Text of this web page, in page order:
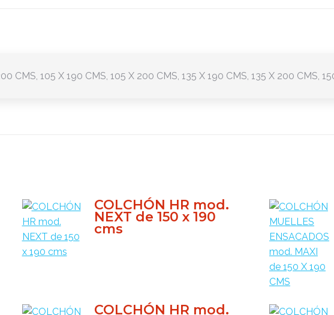
CMS, 105 X 190 CMS, 105 X 200 CMS, 135 X 190 CMS, 135 X 200 CMS,
COLCHÓN HR mod.
NEXT de 150 x 190
cms
COLCHÓN HR mod.